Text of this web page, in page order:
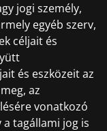
jogi személy,
egyéb szerv,
céljait és
és eszközeit az
az
vonatkozó
tagállami jog is